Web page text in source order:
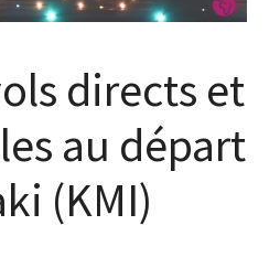
directs et
au départ
(KMI)